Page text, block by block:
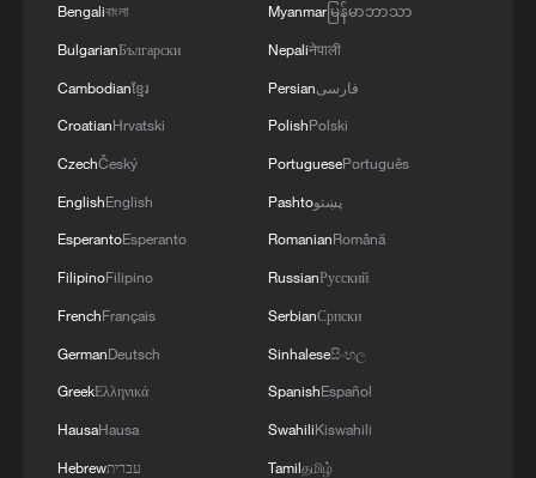
Bengaliবাংলা
BulgarianБългарски
Cambodianខ្មែរ
CroatianHrvatski
CzechČeský
EnglishEnglish
EsperantoEsperanto
FilipinoFilipino
FrenchFrançais
GermanDeutsch
GreekΕλληνικά
HausaHausa
Hebrewעברית
Myanmarမြန်မာဘာသာ
Nepaliनेपाली
Persianفارسی
PolishPolski
PortuguesePortuguês
Pashtoپښتو
RomanianRomână
RussianРусский
SerbianСрпски
Sinhaleseසිංහල
SpanishEspañol
SwahiliKiswahili
Tamilதமிழ்